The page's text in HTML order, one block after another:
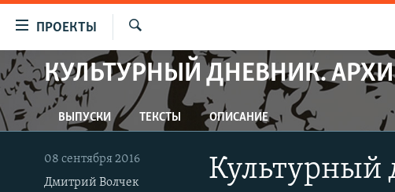
упрощенного
доступа
Вернуться
к
основному
содержанию
ПРОЕКТЫ
ПРОГРАММЫ
ПОДКАСТЫ
АВТОРСКИЕ ПРОЕКТЫ
ЦИТАТЫ СВОБОДЫ
МНЕНИЯ
Искать
КУЛЬТУРНЫЙ ДНЕВНИК.
ВЫПУСКИ ТЕКСТЫ ОПИСАНИЕ
Культурный
08 сентября 2016
Дмитрий Волчек